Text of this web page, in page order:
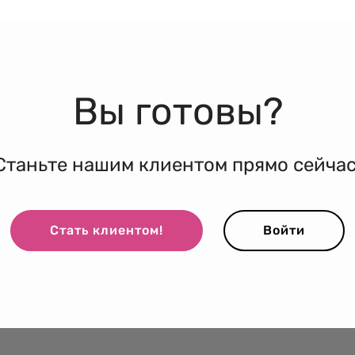
Вы готовы?
нашим клиентом прямо
Стать клиентом! Войти